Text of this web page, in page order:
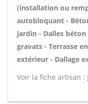
(installation ou
autobloquant -
jardin - Dalles
gravats - Terrasse
extérieur - Dallage
Voir la fiche artisan :